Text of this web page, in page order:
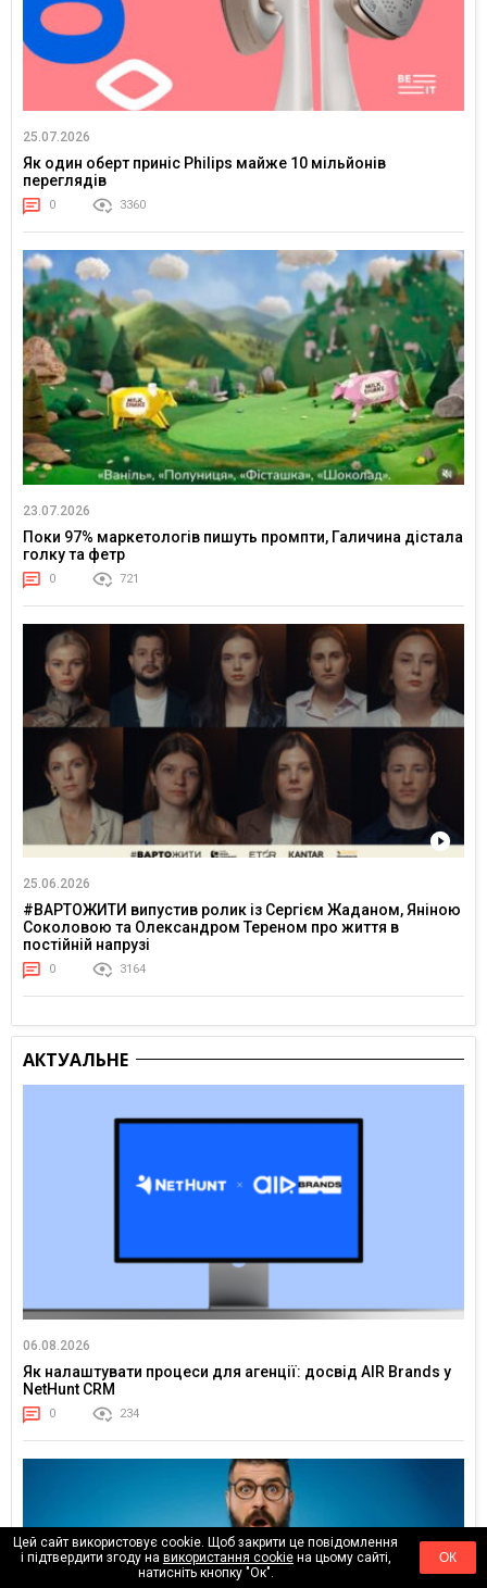
25.07.2026
Як один оберт приніс Philips майже 10 мільйонів
переглядів
0 3360
23.07.2026
Поки 97% маркетологів пишуть промпти, Галичина дістала
голку та фетр
0 721
25.06.2026
#ВАРТОЖИТИ випустив ролик із Сергієм Жаданом, Яніною
Соколовою та Олександром Тереном про життя в
постійній напрузі
0 3164
АКТУАЛЬНЕ
06.08.2026
Як налаштувати процеси для агенції: досвід AIR Brands у
NetHunt CRM
0 234
Цей сайт використовує cookie. Щоб закрити це повідомлення
і підтвердити згоду на використання cookieна цьому сайті,
натисніть кнопку "Ок".
ОК